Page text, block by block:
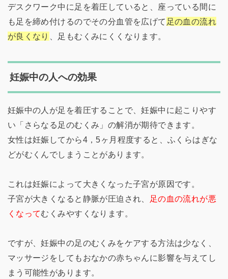
デスクワーク中に足を着圧していると、座っている間に
も足を締め付けるのでその分血管を広げて 足の血の流れ
が良くなり
、足もむくみにくくなります。
妊娠中の人への効果
妊娠中の人が足を着圧することで、妊娠中に起こりやす
い「さらなる足のむくみ」の解消が期待できます。
女性は妊娠してから4，5ヶ月程度すると、ふくらはぎな
どがむくんでしまうことがあります。
これは妊娠によって大きくなった子宮が原因です。
子宮が大きくなると静脈が圧迫され、
足の血の流れが悪
くなってむくみやすくなります。
ですが、妊娠中の足のむくみをケアする方法は少なく、
マッサージをしてもおなかの赤ちゃんに影響を与えてし
まう可能性があります。